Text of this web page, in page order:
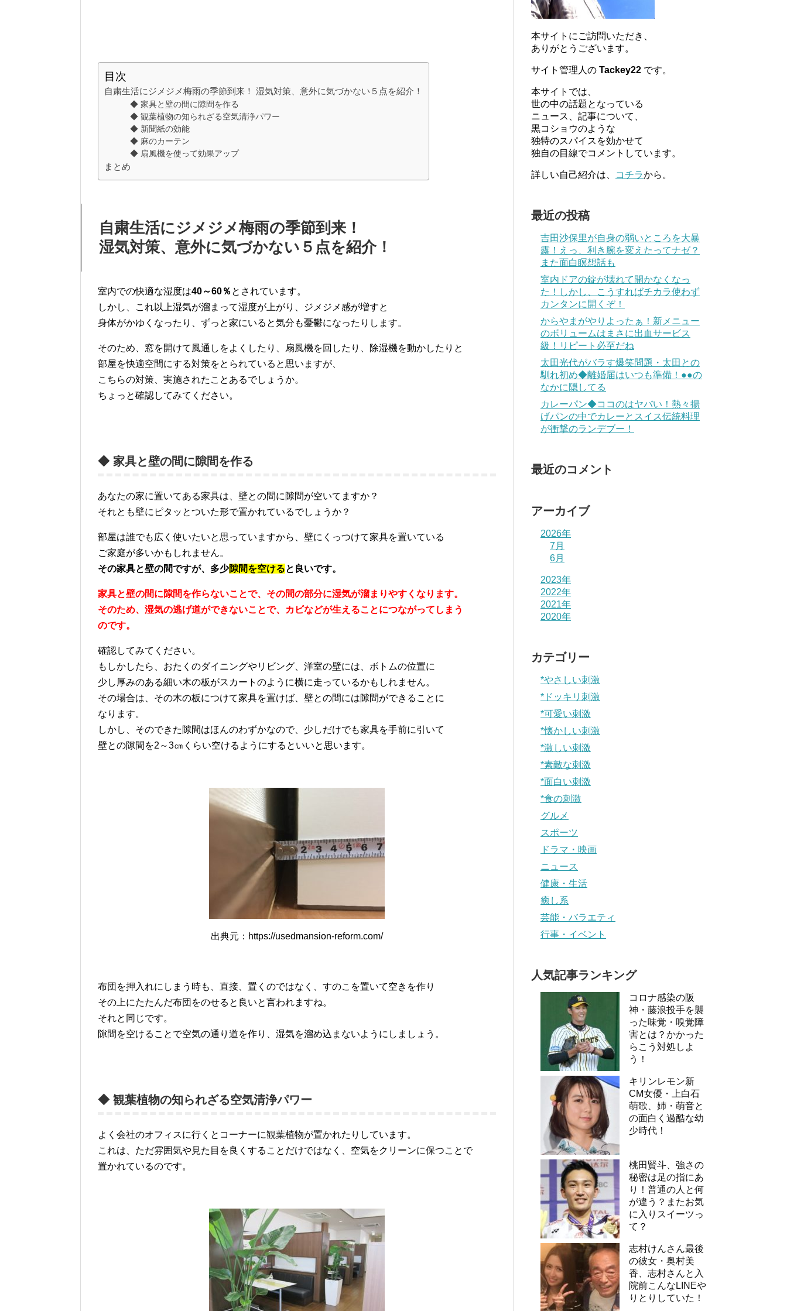
目次
自粛生活にジメジメ梅雨の季節到来！ 湿気対策、意外に気づかない５点を紹介！
◆ 家具と壁の間に隙間を作る
◆ 観葉植物の知られざる空気清浄パワー
◆ 新聞紙の効能
◆ 麻のカーテン
◆ 扇風機を使って効果アップ
まとめ
自粛生活にジメジメ梅雨の季節到来！
湿気対策、意外に気づかない５点を紹介！
室内での快適な湿度は40～60％ とされています。
しかし、これ以上湿気が溜まって湿度が上がり、ジメジメ感が増すと
身体がかゆくなったり、ずっと家にいると気分も憂鬱になったりします。
そのため、窓を開けて風通しをよくしたり、扇風機を回したり、除湿機を動かしたりと
部屋を快適空間にする対策をとられていると思いますが、
こちらの対策、実施されたことあるでしょうか。
ちょっと確認してみてください。
◆ 家具と壁の間に隙間を作る
あなたの家に置いてある家具は、壁との間に隙間が空いてますか？
それとも壁にピタッとついた形で置かれているでしょうか？
部屋は誰でも広く使いたいと思っていますから、壁にくっつけて家具を置いている
ご家庭が多いかもしれません。
その家具と壁の間ですが、多少隙間を空けると良いです。
家具と壁の間に隙間を作らないことで、その間の部分に湿気が溜まりやすくなります。
そのため、湿気の逃げ道ができないことで、カビなどが生えることにつながってしまう
のです。
確認してみてください。
もしかしたら、おたくのダイニングやリビング、洋室の壁には、ボトムの位置に
少し厚みのある細い木の板がスカートのように横に走っているかもしれません。
その場合は、その木の板につけて家具を置けば、壁との間には隙間ができることに
なります。
しかし、そのできた隙間はほんのわずかなので、少しだけでも家具を手前に引いて
壁との隙間を2～3㎝くらい空けるようにするといいと思います。
出典元：https://usedmansion-reform.com/
布団を押入れにしまう時も、直接、置くのではなく、すのこを置いて空きを作り
その上にたたんだ布団をのせると良いと言われますね。
それと同じです。
隙間を空けることで空気の通り道を作り、湿気を溜め込まないようにしましょう。
◆ 観葉植物の知られざる空気清浄パワー
よく会社のオフィスに行くとコーナーに観葉植物が置かれたりしています。
これは、ただ雰囲気や見た目を良くすることだけではなく、空気をクリーンに保つことで
置かれているのです。
本サイトにご訪問いただき、
ありがとうございます。
サイト管理人の Tackey22 です。
本サイトでは、
世の中の話題となっている
ニュース、記事について、
黒コショウのような
独特のスパイスを効かせて
独自の目線でコメントしています。
詳しい自己紹介は、 コチラから。
最近の投稿
吉田沙保里が自身の弱いところを大暴
露！えっ、利き腕を変えたってナゼ？
また面白瞑想話も
室内ドアの錠が壊れて開かなくなっ
た！しかし、こうすればチカラ使わず
カンタンに開くぞ！
からやまがやりよったぁ！新メニュー
のボリュームはまさに出血サービス
級！リピート必至だね
太田光代がバラす爆笑問題・太田との
馴れ初め◆離婚届はいつも準備！●●の
なかに隠してる
カレーパン◆ココのはヤバい！熱々揚
げパンの中でカレーとスイス伝統料理
が衝撃のランデブー！
最近のコメント
アーカイブ
2026年
7月
6月
2023年
2022年
2021年
2020年
カテゴリー
*やさしい刺激
*ドッキリ刺激
*可愛い刺激
*懐かしい刺激
*激しい刺激
*素敵な刺激
*面白い刺激
*食の刺激
グルメ
スポーツ
ドラマ・映画
ニュース
健康・生活
癒し系
芸能・バラエティ
行事・イベント
人気記事ランキング
コロナ感染の阪
神・藤浪投手を襲
った味覚・嗅覚障
害とは？かかった
らこう対処しよ
う！
キリンレモン新
CM女優・上白石
萌歌、姉・萌音と
の面白く過酷な幼
少時代！
桃田賢斗、強さの
秘密は足の指にあ
り！普通の人と何
が違う？またお気
に入りスイーツっ
て？
志村けんさん最後
の彼女・奥村美
香、志村さんと入
院前こんなLINEや
りとりしていた！